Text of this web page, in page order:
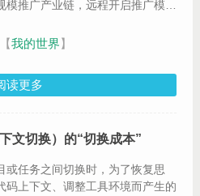
模推广产业链，远程开启推广模块
【我的世界】
读更多
文切换）的“切换成本”
或任务之间切换时，为了恢复思
码上下文、调整工具环境而产生的